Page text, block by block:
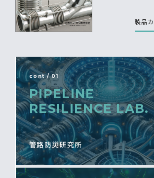
製品
cont / 01
PIPELINE
RESILIENCE LAB.
管路防災研究所